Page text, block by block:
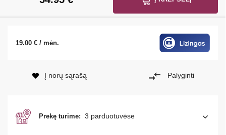
19.00 € / mėn.
Į norų sąrašą Palyginti
Prekę turime: 3 parduotuvėse